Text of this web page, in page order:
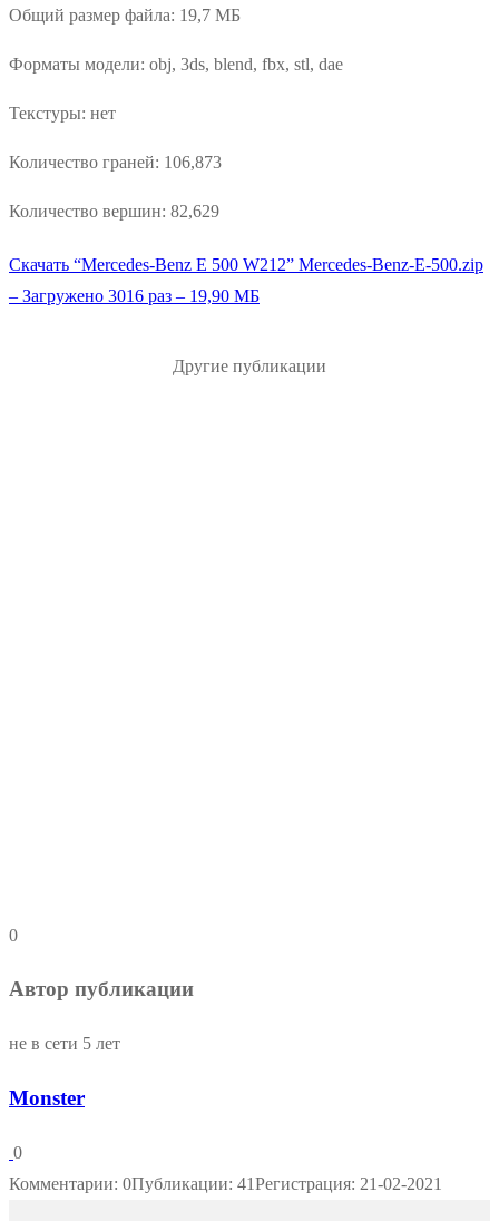
Общий размер файла: 19,7 МБ
Форматы модели: obj, 3ds, blend, fbx, stl, dae
Текстуры: нет
Количество граней: 106,873
Количество вершин: 82,629
Скачать “Mercedes-Benz E 500 W212” Mercedes-Benz-E-500.zip
– Загружено 3016 раз – 19,90 МБ
Другие публикации
0
Автор публикации
не в сети 5 лет
Monster
0
Комментарии: 0Публикации: 41Регистрация: 21-02-2021